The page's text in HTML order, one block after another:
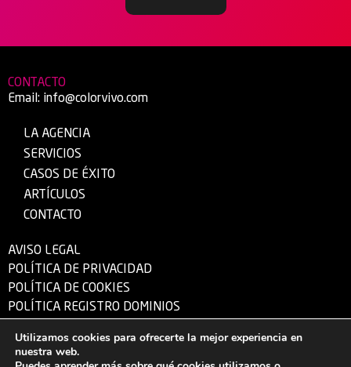
CONTACTO
Email: info@colorvivo.com
LA AGENCIA
SERVICIOS
CASOS DE ÉXITO
ARTÍCULOS
CONTACTO
AVISO LEGAL
POLÍTICA DE PRIVACIDAD
POLÍTICA DE COOKIES
POLÍTICA REGISTRO DOMINIOS
© 1995 – 2026 Color Vivo Internet S.L.U. – CIF: B-13340724 – Hecho con ❤
Utilizamos cookies para ofrecerte la mejor experiencia en
nuestra web.